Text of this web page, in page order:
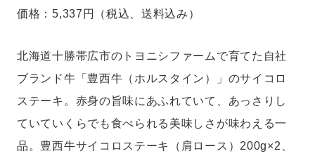
価格：5,337円（税込、送料込み）
北海道十勝帯広市のトヨニシファームで育てた自社
ブランド牛「豊西牛（ホルスタイン）」のサイコロ
ステーキ。赤身の旨味にあふれていて、あっさりし
ていていくらでも食べられる美味しさが味わえる一
品。豊西牛サイコロステーキ（肩ロース）200g×2、